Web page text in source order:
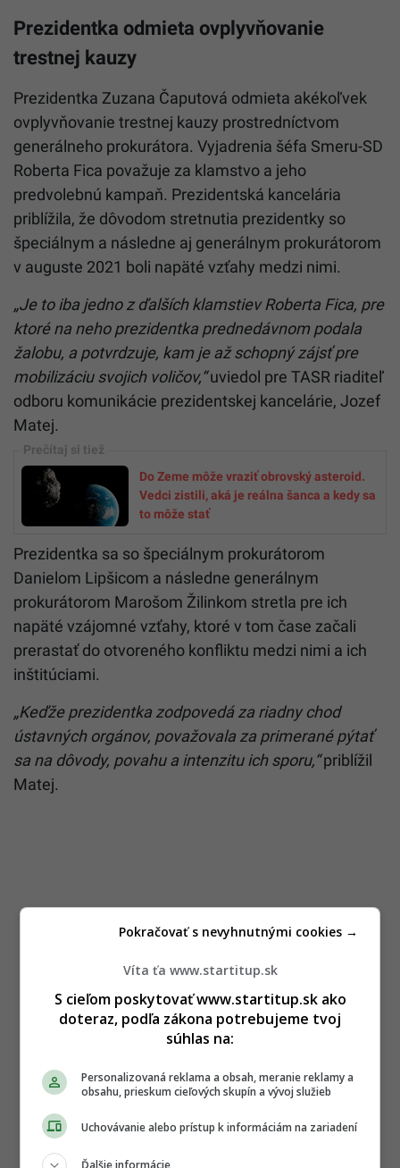
Prezidentka odmieta ovplyvňovanie
trestnej kauzy
Prezidentka Zuzana Čaputová odmieta akékoľvek
ovplyvňovanie trestnej kauzy prostredníctvom
generálneho prokurátora. Vyjadrenia šéfa Smeru-SD
Roberta Fica považuje za klamstvo a jeho
predvolebnú kampaň. Prezidentská kancelária
priblížila, že dôvodom stretnutia prezidentky so
špeciálnym a následne aj generálnym prokurátorom
v auguste 2021 boli napäté vzťahy medzi nimi.
„Je to iba jedno z ďalších klamstiev Roberta Fica, pre
ktoré na neho prezidentka prednedávnom podala
žalobu, a potvrdzuje, kam je až schopný zájsť pre
mobilizáciu svojich voličov,“uviedol pre TASR riaditeľ
odboru komunikácie prezidentskej kancelárie, Jozef
Matej.
Do Zeme môže vraziť obrovský asteroid.
Vedci zistili, aká je reálna šanca a kedy sa
to môže stať
Prezidentka sa so špeciálnym prokurátorom
Danielom Lipšicom a následne generálnym
prokurátorom Marošom Žilinkom stretla pre ich
napäté vzájomné vzťahy, ktoré v tom čase začali
prerastať do otvoreného konfliktu medzi nimi a ich
inštitúciami.
„Keďže prezidentka zodpovedá za riadny chod
ústavných orgánov, považovala za primerané pýtať
sa na dôvody, povahu a intenzitu ich sporu,“priblížil
Matej.
Víta ťa www.startitup.sk
S cieľom poskytovať www.startitup.sk ako
doteraz, podľa zákona potrebujeme tvoj
súhlas na:
Personalizovaná reklama a obsah, meranie reklamy a
obsahu, prieskum cieľových skupín a vývoj služieb
Uchovávanie alebo prístup k informáciám na zariadení
Ďalšie informácie
Pokračovať s nevyhnutnými cookies →